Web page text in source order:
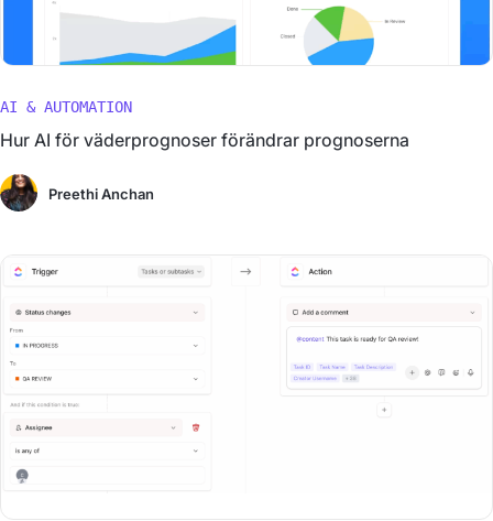
AI & AUTOMATION
Hur AI för väderprognoser förändrar prognoserna
Preethi Anchan